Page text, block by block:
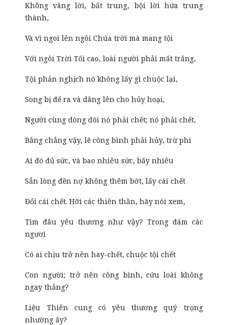
Không vâng lời, bất trung, bội lời hứa trung
thành,
Và vì ngoi lên ngôi Chúa trời mà mang tội
Với ngôi Trời Tối cao, loài người phải mất trắng,
Tội phản nghịch nó không lấy gì chuộc lại,
Song bị để ra và dâng lên cho hủy hoại,
Người cùng dòng dõi nó phải chết; nó phải chết,
Bằng chẳng vậy, lẽ công bình phải hủy, trừ phi
Ai đó đủ sức, và bao nhiêu sức, bấy nhiêu
Sẵn lòng đền nợ không thêm bớt, lấy cái chết
Đổi cái chết. Hỡi các thiên thần, hãy nói xem,
Tìm đâu yêu thương như vậy? Trong đám các
ngươi
Có ai chịu trở nên hay-chết, chuộc tội chết
Con người; trở nên công bình, cứu loài không
ngay thẳng?
Liệu Thiên cung có yêu thương quý trọng
nhường ấy?